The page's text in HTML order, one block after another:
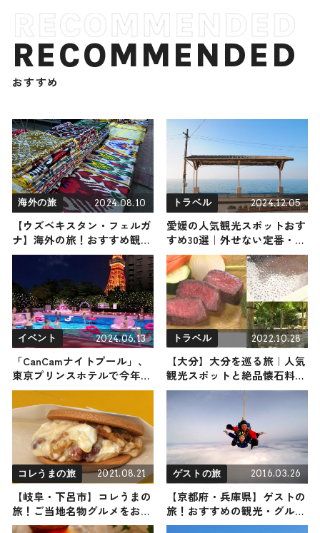
RECOMMENDED
おすすめ
海外の旅 2024.08.10
【ウズベキスタン・フェルガ
ナ】海外の旅！おすすめ観光
スポットやグルメをリポート
2024年8月10日放送
トラベル 2024.12.05
愛媛の人気観光スポットおす
すめ30選｜外せない定番・名
所から穴場まで見どころ満載
の観光地を紹介
イベント 2024.06.13
「CanCamナイトプール」、
東京プリンスホテルで今年も
開催 夏祭りも楽しめる『エ
レクトロ縁日』がテーマ
トラベル 2022.10.28
【大分】大分を巡る旅｜人気
観光スポットと絶品懐石料理
を堪能
コレうまの旅 2021.08.21
【岐阜・下呂市】コレうまの
旅！ご当地名物グルメをお届
け
ゲストの旅 2016.03.26
【京都府・兵庫県】ゲストの
旅！おすすめの観光・グルメ
をご紹介